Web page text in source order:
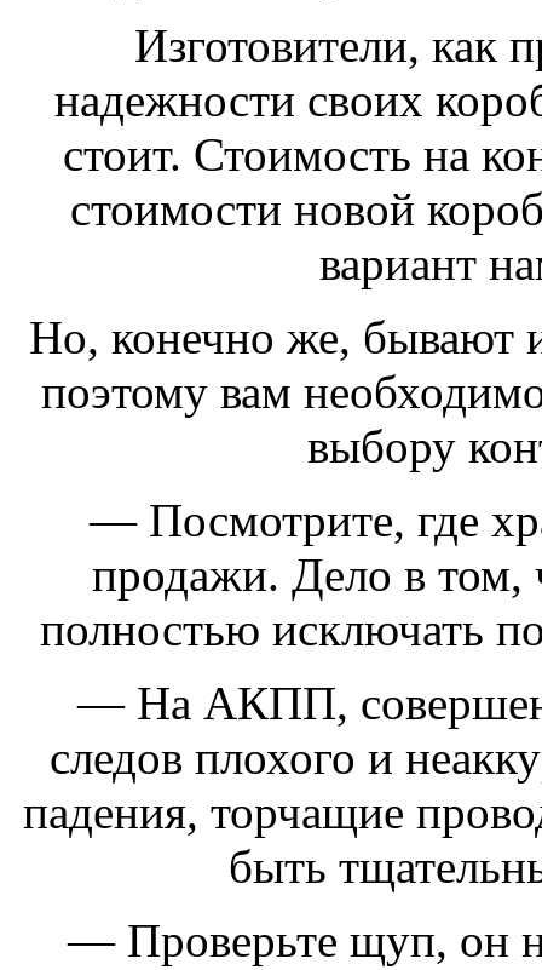
Изготовители, как
надежности своих
стоит. Стоимость на
стоимости новой
вариант
Но, конечно же, бывают
поэтому вам
выбору
— Посмотрите, где
продажи. Дело в том,
полностью исключать
— На АКПП,
следов плохого и
падения, торчащие
быть
— Проверьте щуп, он